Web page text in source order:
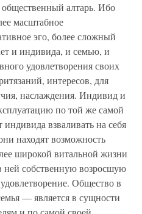
алтарь. Ибо
масштабное
эго, более сложный
и индивида, и семью, и
удовлетворения своих
интересов, для
наслаждения. Индивид и
по той же самой
взваливать на себя
находят возможность
широкой витальной жизни
собственную возросшую
Общество в
— является в сущности